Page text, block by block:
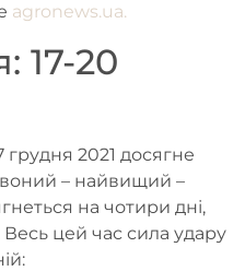
agronews.ua.
17-20
грудня 2021 досягне
– найвищий –
на чотири дні,
цей час сила удару